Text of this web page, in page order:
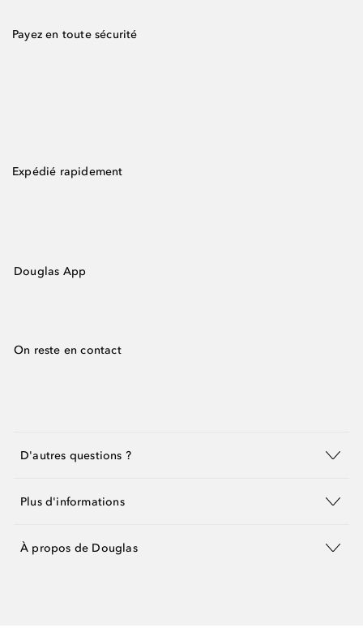
Payez en toute sécurité
Expédié rapidement
Douglas App
On reste en contact
D'autres questions ?
Plus d'informations
À propos de Douglas